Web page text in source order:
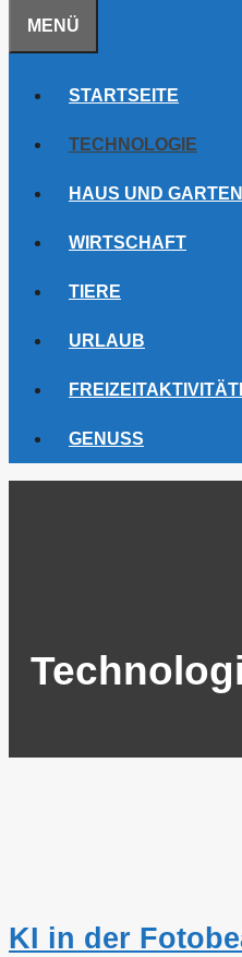
MENÜ
STARTSEITE
TECHNOLOGIE
HAUS UND GARTEN
WIRTSCHAFT
TIERE
URLAUB
GENUSS
KI in der